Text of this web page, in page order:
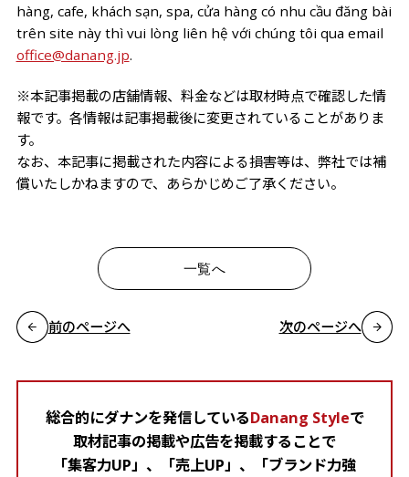
hàng, cafe, khách sạn, spa, cửa hàng có nhu cầu đăng bài
trên site này thì vui lòng liên hệ với chúng tôi qua email
office@danang.jp.
※本記事掲載の店舗情報、料金などは取材時点で確認した情
報です。各情報は記事掲載後に変更されていることがありま
す。
なお、本記事に掲載された内容による損害等は、弊社では補
償いたしかねますので、あらかじめご了承ください。
前のページへ
一覧へ
次のページへ
総合的にダナンを発信しているDanang Styleで
取材記事の掲載や広告を掲載することで
「集客力UP」、「売上UP」、「ブランド力強